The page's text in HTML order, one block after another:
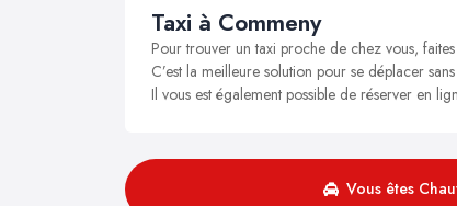
Taxi à Commeny
Pour trouver un taxi proche de chez vous,
C’est la meilleure solution pour se déplacer
Il vous est également possible de réserver en
Vous êtes